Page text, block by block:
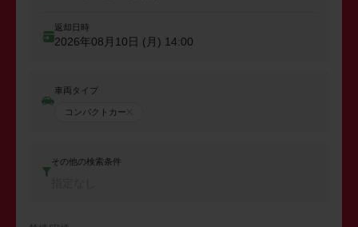
返却日時
2026年08月10日 (月) 14:00
車両タイプ
コンパクトカー
その他の検索条件